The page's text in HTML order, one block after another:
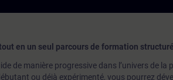
en un seul parcours de formation
de manière progressive dans l’univers de la
ou déjà expérimenté, vous pourrez